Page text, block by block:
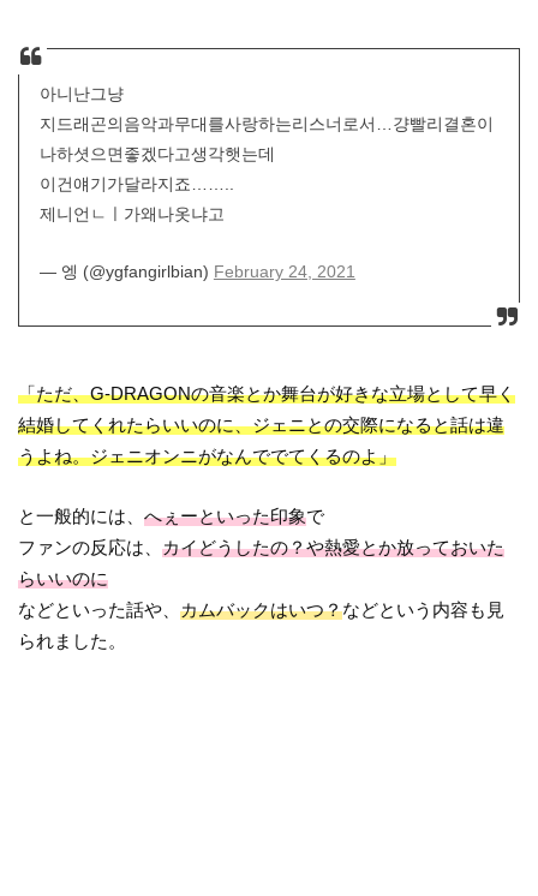
아니난그냥
지드래곤의음악과무대를사랑하는리스너로서…걍빨리결혼이
나하셧으면좋겠다고생각햇는데
이건얘기가달라지죠……..
제니언ㄴㅣ가왜나옷냐고
— 엥 (@ygfangirlbian) February 24, 2021
「ただ、G-DRAGONの音楽とか舞台が好きな立場として早く
結婚してくれたらいいのに、ジェニとの交際になると話は違
うよね。ジェニオンニがなんででてくるのよ」
と一般的には、へぇーといった印象で
ファンの反応は、カイどうしたの？や熱愛とか放っておいた
らいいのに
などといった話や、カムバックはいつ？などという内容も見
られました。